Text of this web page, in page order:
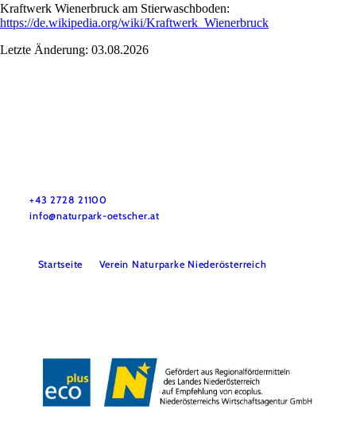
Kraftwerk Wienerbruck am Stierwaschboden:
https://de.wikipedia.org/wiki/Kraftwerk_Wienerbruck
Letzte Änderung: 03.08.2026
+43 2728 21100
info@naturpark-oetscher.at
Startseite Verein Naturparke Niederösterreich